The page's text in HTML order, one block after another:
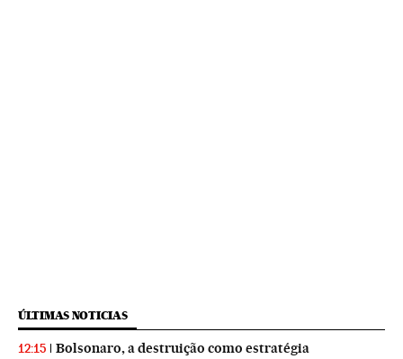
ÚLTIMAS NOTICIAS
12:15 Bolsonaro, a destruição como estratégia